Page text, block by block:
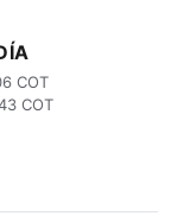
COT
COT